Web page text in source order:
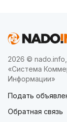
2026 ©
«Система
Информации»
Подать
Обратная связь